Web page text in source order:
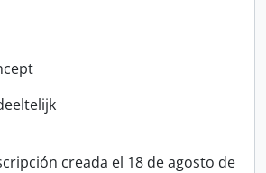
creada el 18 de agosto de